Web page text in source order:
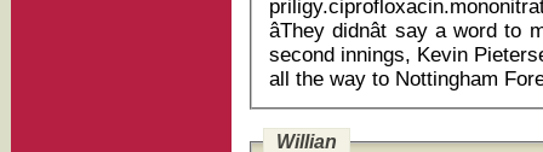
âThey didnât say a word to
second innings, Kevin
Willian